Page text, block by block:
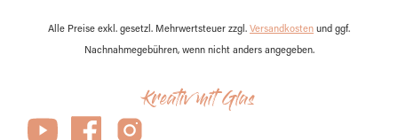
Alle Preise exkl. gesetzl. Mehrwertsteuer zzgl. Versandkosten und ggf.
Nachnahmegebühren, wenn nicht anders angegeben.
Kreativ mit Glas